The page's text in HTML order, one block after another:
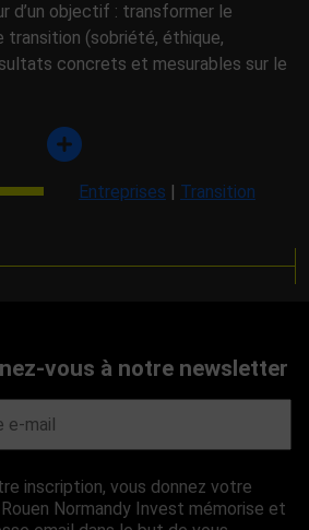
d’un objectif : transformer le
transition (sobriété, éthique,
concrets et mesurables sur le
Entreprises | Transition
vous à notre newsletter
inscription, vous donnez votre
Normandy Invest mémorise et